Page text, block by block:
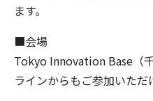
ます。
■会場
Tokyo Innovation Base（
ラインからもご参加いただ